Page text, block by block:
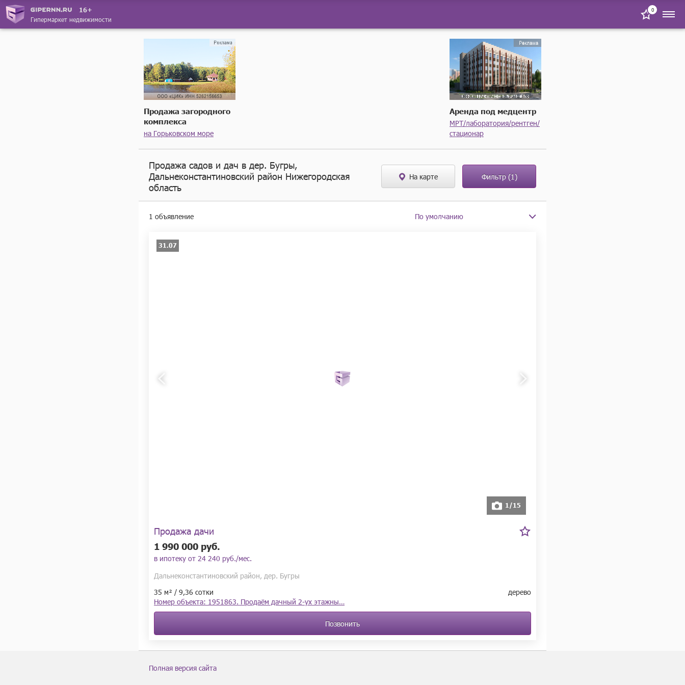
16+
Гипермаркет недвижимости
0
Продажа загородного
комплекса
на Горьковском море
Аренда под медцентр
МРТ/лаборатория/рентген/
стационар
Продажа садов и дач в дер. Бугры,
Дальнеконстантиновский район Нижегородская
область
На карте Фильтр(1)
1 объявление
31.07
1/15
Продажа дачи
1 990 000 руб.
в ипотеку от 24 240 руб./мес.
Дальнеконстантиновский район, дер. Бугры
35 м² / 9,36 сотки
дерево
Номер объекта: 1951863. Продаём дачный 2-ух этажны…
Позвонить
Полная версия сайта